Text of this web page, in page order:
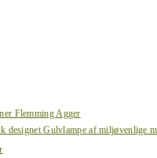
Flemming Agger
designet Gulvlampe af miljøvenlige